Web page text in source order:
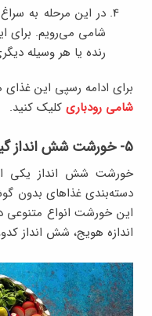
در این مرحله به
شامی می‌رویم. برای
رنده یا هر وسیله
برای ادامه رسپی این
شامی رودباری کلیک کنید.
۵- خورشت شش انداز گیلانی
خورشت شش انداز یکی
دسته‌بندی‌ غذاهای بدون
این خورشت انواع
اندازه هویج، شش انداز